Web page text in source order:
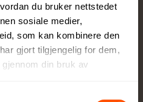
du bruker nettstedet
sosiale medier,
som kan kombinere den
gjort tilgjengelig for dem,
din bruk av
du